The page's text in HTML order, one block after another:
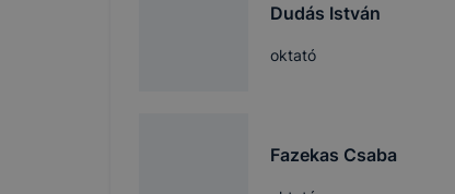
Dudás István
oktató
Fazekas Csaba